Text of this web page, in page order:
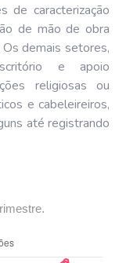
de caracterização
de mão de obra
demais setores,
e apoio
religiosas ou
e cabeleireiros,
até registrando